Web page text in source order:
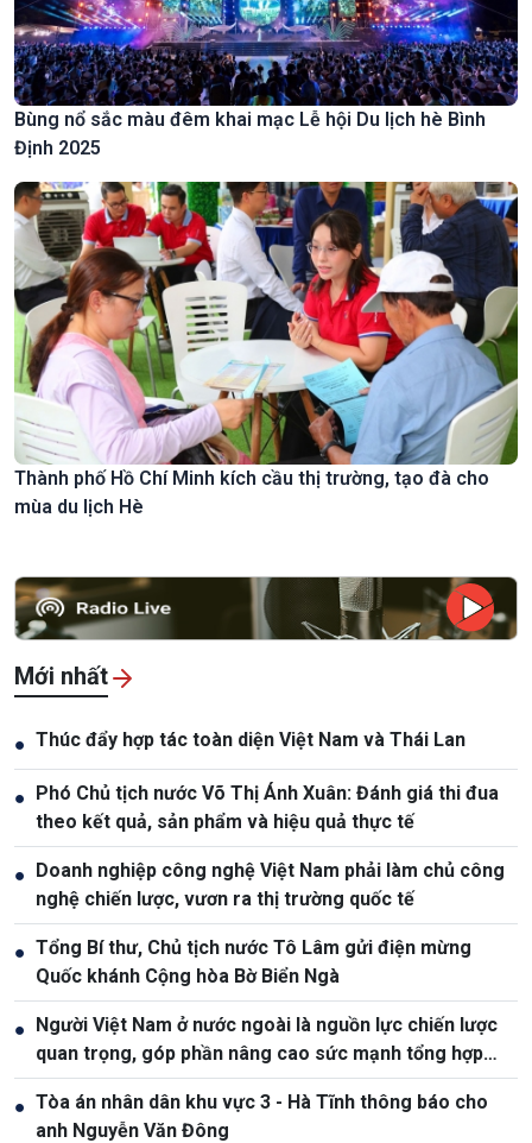
Bùng nổ sắc màu đêm khai mạc Lễ hội Du lịch hè Bình
Định 2025
Thành phố Hồ Chí Minh kích cầu thị trường, tạo đà cho
mùa du lịch Hè
Mới nhất
● Thúc đẩy hợp tác toàn diện Việt Nam và Thái Lan
● Phó Chủ tịch nước Võ Thị Ánh Xuân: Đánh giá thi đua
theo kết quả, sản phẩm và hiệu quả thực tế
● Doanh nghiệp công nghệ Việt Nam phải làm chủ công
nghệ chiến lược, vươn ra thị trường quốc tế
● Tổng Bí thư, Chủ tịch nước Tô Lâm gửi điện mừng
Quốc khánh Cộng hòa Bờ Biển Ngà
● Người Việt Nam ở nước ngoài là nguồn lực chiến lược
quan trọng, góp phần nâng cao sức mạnh tổng hợp
quốc gia
● Tòa án nhân dân khu vực 3 - Hà Tĩnh thông báo cho
anh Nguyễn Văn Đông